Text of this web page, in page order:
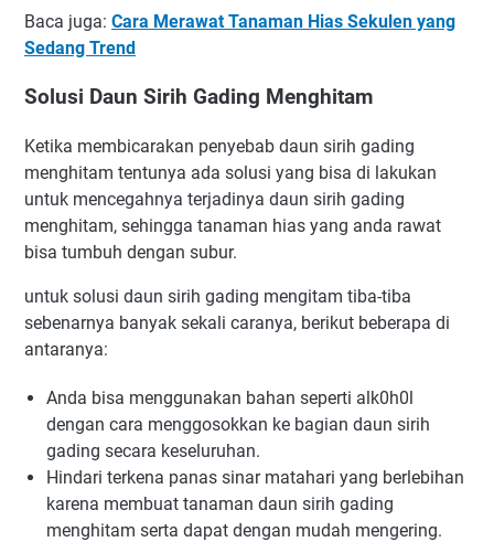
Baca juga: Cara Merawat Tanaman Hias Sekulen yang
Sedang Trend
Solusi Daun Sirih Gading Menghitam
Ketika membicarakan penyebab daun sirih gading
menghitam tentunya ada solusi yang bisa di lakukan
untuk mencegahnya terjadinya daun sirih gading
menghitam, sehingga tanaman hias yang anda rawat
bisa tumbuh dengan subur.
untuk solusi daun sirih gading mengitam tiba-tiba
sebenarnya banyak sekali caranya, berikut beberapa di
antaranya:
Anda bisa menggunakan bahan seperti alk0h0l
dengan cara menggosokkan ke bagian daun sirih
gading secara keseluruhan.
Hindari terkena panas sinar matahari yang berlebihan
karena membuat tanaman daun sirih gading
menghitam serta dapat dengan mudah mengering.